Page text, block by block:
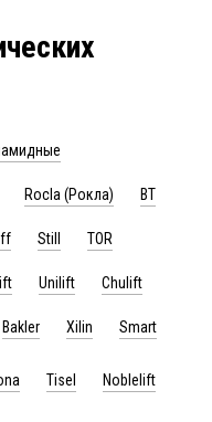
Rocla (Рокла) BT
Still TOR
Unilift Chulift
Bakler Xilin Smart
Tisel Noblelift